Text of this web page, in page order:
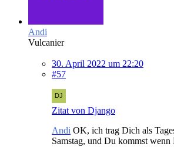
Andi
Vulcanier
30. April 2022 um 22:20
#57
Zitat von Django
Andi OK, ich trag Dich als
Samstag, und Du kommst wenn